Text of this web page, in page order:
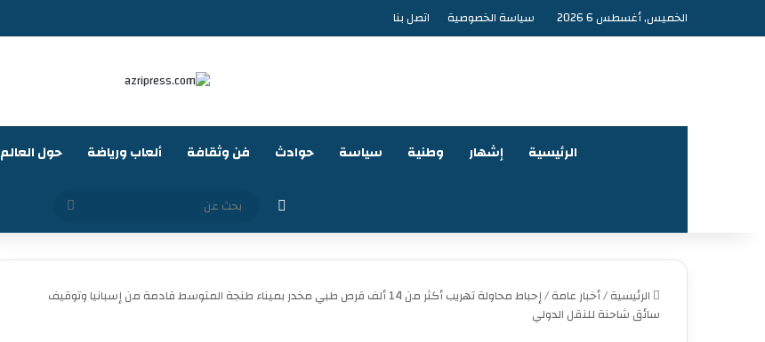
الخميس, أغسطس 6 2026 سياسة الخصوصية اتصل بنا
الرئيسية إشهار وطنية سياسة حوادث فن وثقافة ألعاب ورياضة حول العالم
الوضع المظلم
عن
الرئيسية/أخبار عامة/
إحباط محاولة تهريب أكثر من 14 ألف قرص طبي مخدر بميناء طنجة المتوسط قادمة من إسبانيا وتوقيف
سائق شاحنة للنقل الدولي